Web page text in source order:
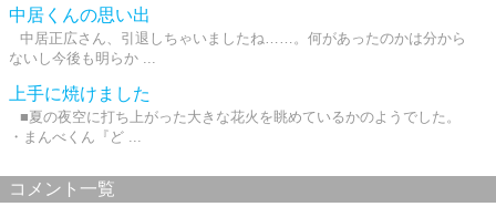
中居くんの思い出
中居正広さん、引退しちゃいましたね……。何があったのかは分から
ないし今後も明らか ...
上手に焼けました
■夏の夜空に打ち上がった大きな花火を眺めているかのようでした。
・まんべくん『ど ...
コメント一覧